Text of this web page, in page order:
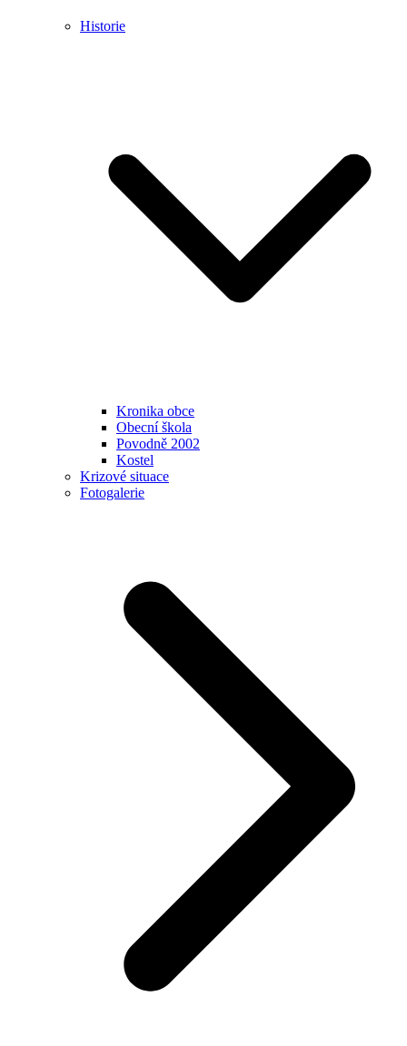
Historie
Kronika obce
Obecní škola
Povodně 2002
Kostel
Krizové situace
Fotogalerie